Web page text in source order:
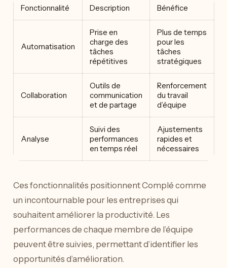
Fonctionnalité Description Bénéfice
Automatisation
Prise en
charge des
tâches
répétitives
Plus de temps
pour les
tâches
stratégiques
Collaboration
Outils de
communication
et de partage
Renforcement
du travail
d’équipe
Analyse
Suivi des
performances
en temps réel
Ajustements
rapides et
nécessaires
Ces fonctionnalités positionnent Complé comme
un incontournable pour les entreprises qui
souhaitent améliorer la productivité. Les
performances de chaque membre de l’équipe
peuvent être suivies, permettant d’identifier les
opportunités d’amélioration.